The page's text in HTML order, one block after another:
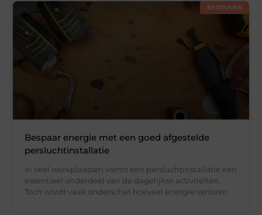
BEDRIJVEN
Bespaar energie met een goed afgestelde
persluchtinstallatie
In veel werkplaatsen vormt een persluchtinstallatie een
essentieel onderdeel van de dagelijkse activiteiten.
Toch wordt vaak onderschat hoeveel energie verloren